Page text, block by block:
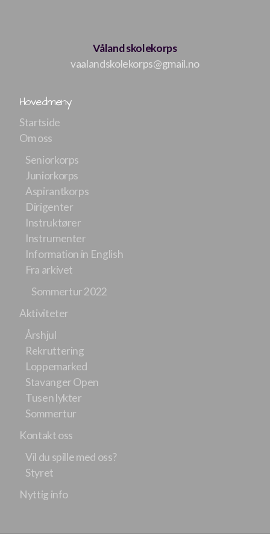
Våland skolekorps
vaalandskolekorps@gmail.no
Hovedmeny
Startside
Om oss
Seniorkorps
Juniorkorps
Aspirantkorps
Dirigenter
Instruktører
Instrumenter
Information in English
Fra arkivet
Sommertur 2022
Aktiviteter
Årshjul
Rekruttering
Loppemarked
Stavanger Open
Tusen lykter
Sommertur
Kontakt oss
Vil du spille med oss?
Styret
Nyttig info